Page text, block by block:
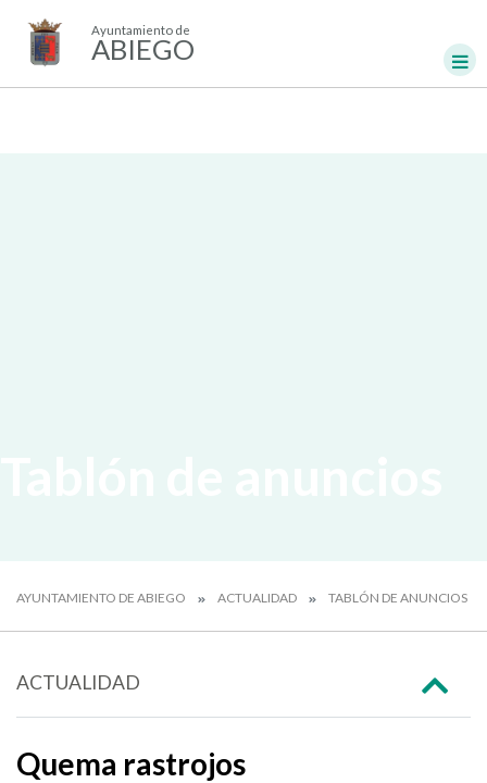
Ayuntamiento de
ABIEGO
AYUNTAMIENTO DE ABIEGO ACTUALIDAD TABLÓN DE ANUNCIOS
ACTUALIDAD
Quema rastrojos